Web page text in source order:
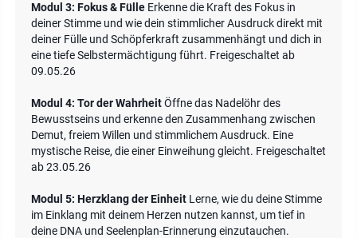
Modul 3: Fokus & Fülle Erkenne die Kraft des Fokus in
deiner Stimme und wie dein stimmlicher Ausdruck direkt mit
deiner Fülle und Schöpferkraft zusammenhängt und dich in
eine tiefe Selbstermächtigung führt. Freigeschaltet ab
09.05.26
Modul 4: Tor der WahrheitÖffne das Nadelöhr des
Bewusstseins und erkenne den Zusammenhang zwischen
Demut, freiem Willen und stimmlichem Ausdruck. Eine
mystische Reise, die einer Einweihung gleicht. Freigeschaltet
ab 23.05.26
Modul 5: Herzklang der Einheit Lerne, wie du deine Stimme
im Einklang mit deinem Herzen nutzen kannst, um tief in
deine DNA und Seelenplan-Erinnerung einzutauchen.